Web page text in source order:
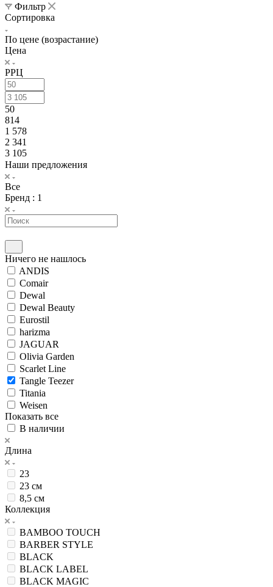
Фильтр
Сортировка
По цене (возрастание)
Цена
РРЦ
50
814
1 578
2 341
3 105
Наши предложения
Все
Бренд : 1
Ничего не нашлось
ANDIS
Comair
Dewal
Dewal Beauty
Eurostil
harizma
JAGUAR
Olivia Garden
Scarlet Line
Tangle Teezer
Titania
Weisen
Показать все
В наличии
Длина
23
23 см
8,5 см
Коллекция
BAMBOO TOUCH
BARBER STYLE
BLACK
BLACK LABEL
BLACK MAGIC